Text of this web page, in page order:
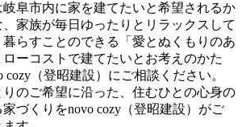
阜市内に家を建てたいと希望されるか
家族が毎日ゆったりとリラックスして
暮らすことのできる「愛とぬくもりのあ
ーコストで建てたいとお考えのかた
cozy（登昭建設）にご相談ください。
のご希望に沿った、住むひとの心身の
づくりをnovo cozy（登昭建設）がご